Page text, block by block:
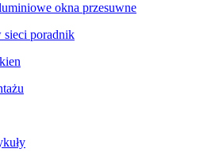
okna przesuwne
poradnik